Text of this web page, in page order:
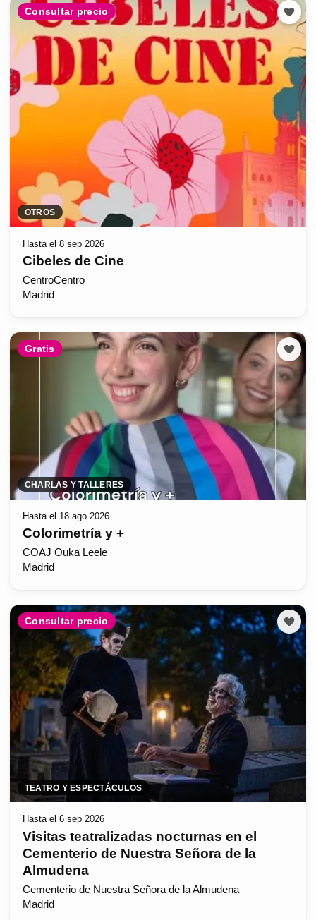
Consultar precio
OTROS
Hasta el 8 sep 2026
Cibeles de Cine
CentroCentro
Madrid
Gratis
CHARLAS Y TALLERES
Hasta el 18 ago 2026
Colorimetría y +
COAJ Ouka Leele
Madrid
Consultar precio
TEATRO Y ESPECTÁCULOS
Hasta el 6 sep 2026
Visitas teatralizadas nocturnas en el
Cementerio de Nuestra Señora de la
Almudena
Cementerio de Nuestra Señora de la Almudena
Madrid